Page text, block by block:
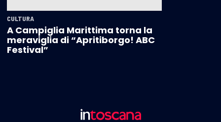
CULTURA
A Campiglia Marittima torna la
meraviglia di “Apritiborgo! ABC
Festival”